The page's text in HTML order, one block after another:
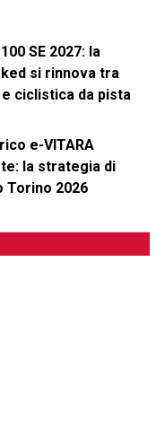
SE 2027: la
si rinnova tra
ciclistica da pista
e-VITARA
la strategia di
Torino 2026